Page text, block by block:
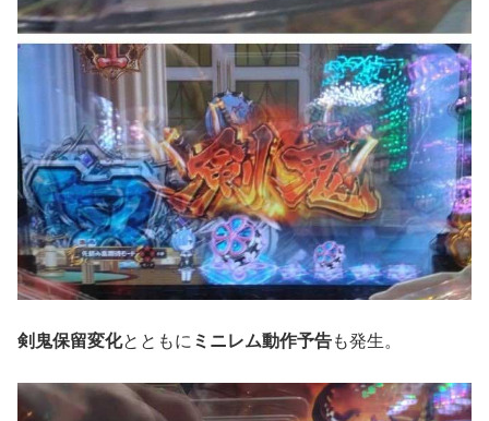
剣鬼保留変化とともに ミニレム動作予告も発生。